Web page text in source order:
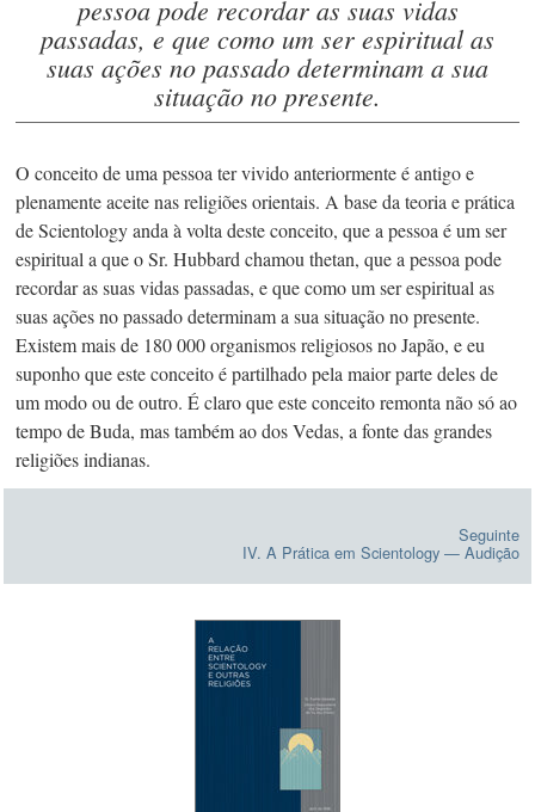
pessoa pode recordar as suas vidas
passadas, e que como um ser espiritual as
suas ações no passado determinam a sua
situação no presente.
O conceito de uma pessoa ter vivido anteriormente é antigo e
plenamente aceite nas religiões orientais. A base da teoria e prática
de Scientology anda à volta deste conceito, que a pessoa é um ser
espiritual a que oSr. Hubbard chamou thetan, que a pessoa pode
recordar as suas vidas passadas, e que como um ser espiritual as
suas ações no passado determinam a sua situação no presente.
Existem maisde 180 000 organismosreligiosos no Japão, e eu
suponho que este conceito é partilhado pela maior parte deles de
um modo ou de outro. É claro que este conceito remonta não só ao
tempo de Buda, mas também ao dos Vedas, a fonte das grandes
religiões indianas.
Seguinte
IV. A Prática em Scientology — Audição